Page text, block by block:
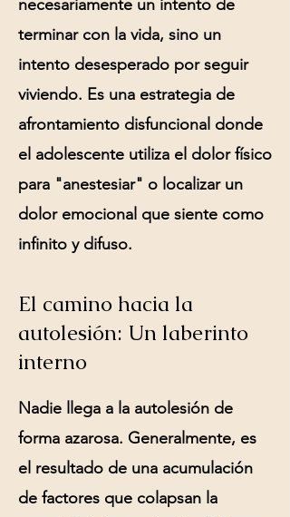
necesariamente un intento de
terminar con la vida, sino un
intento desesperado por seguir
viviendo. Es una estrategia de
afrontamiento disfuncional donde
el adolescente utiliza el dolor físico
para "anestesiar" o localizar un
dolor emocional que siente como
infinito y difuso.
El camino hacia la
autolesión: Un laberinto
interno
Nadie llega a la autolesión de
forma azarosa. Generalmente, es
el resultado de una acumulación
de factores que colapsan la